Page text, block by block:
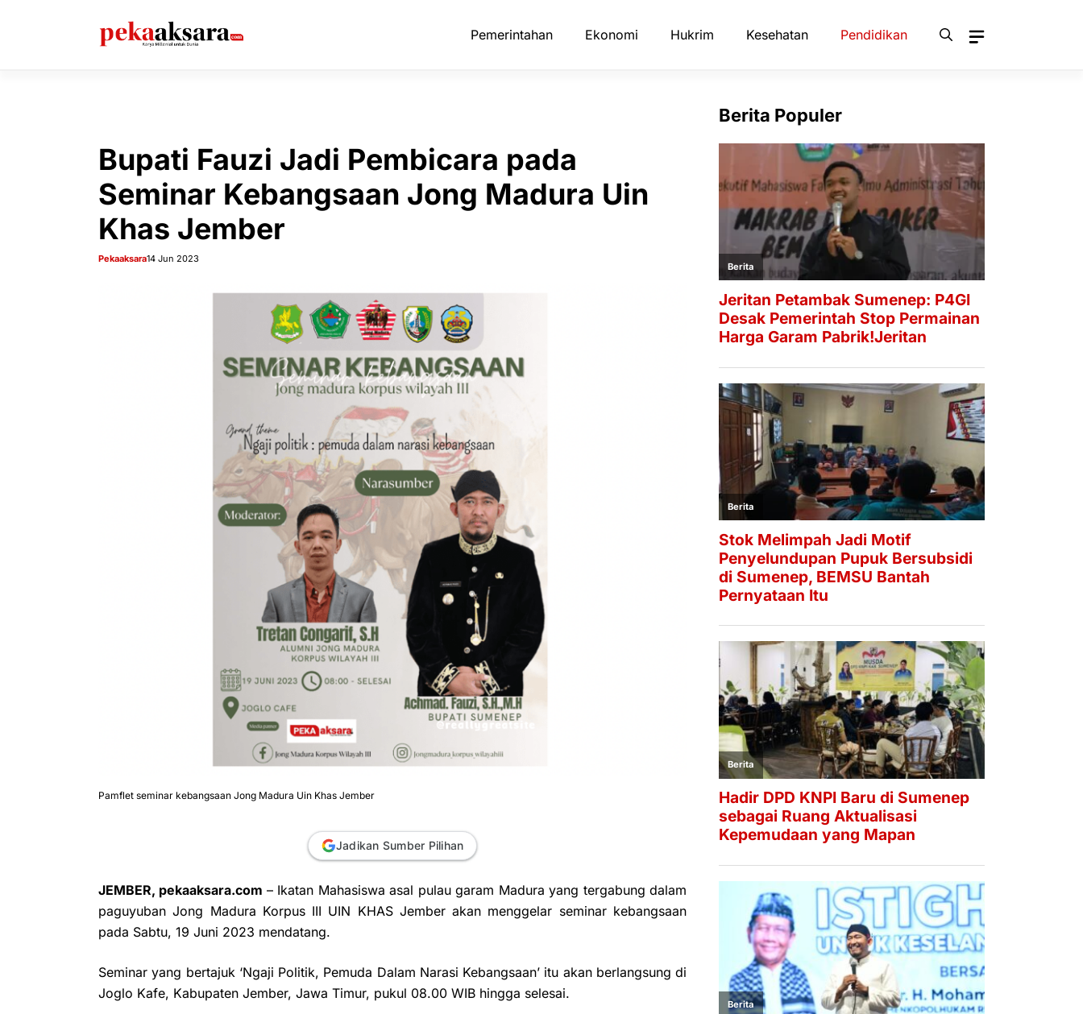
Pemerintahan Ekonomi Hukrim Kesehatan Pendidikan
Bupati Fauzi Jadi Pembicara pada
Seminar Kebangsaan Jong Madura Uin
Khas Jember
Pekaaksara14 Jun 2023
Pamflet seminar kebangsaan Jong Madura Uin Khas Jember
Jadikan Sumber Pilihan
JEMBER, pekaaksara.com – Ikatan Mahasiswa asal pulau garam Madura yang tergabung dalam
paguyuban Jong Madura Korpus III UIN KHAS Jember akan menggelar seminar kebangsaan
pada Sabtu, 19 Juni 2023 mendatang.
Seminar yang bertajuk ‘Ngaji Politik, Pemuda Dalam Narasi Kebangsaan’ itu akan berlangsung di
Joglo Kafe, Kabupaten Jember, Jawa Timur, pukul 08.00 WIB hingga selesai.
Berita Populer